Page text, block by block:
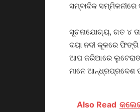
ସମ୍ବାଦିକ
ସୂଚନାଯୋଗ୍ୟ, ଗତ ୪
ଦୟା ନଦୀ କୂଳରେ ଫିଙ୍ଗି
ଆପ ଜରିଆରେ
ମାନେ ଆନ୍ଧ୍ରପ୍ରଦେଶ
Also Read